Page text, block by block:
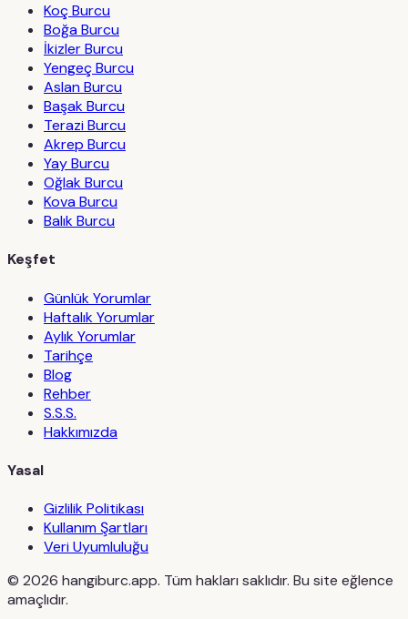
Koç Burcu
Boğa Burcu
İkizler Burcu
Yengeç Burcu
Aslan Burcu
Başak Burcu
Terazi Burcu
Akrep Burcu
Yay Burcu
Oğlak Burcu
Kova Burcu
Balık Burcu
Keşfet
Günlük Yorumlar
Haftalık Yorumlar
Aylık Yorumlar
Tarihçe
Blog
Rehber
S.S.S.
Hakkımızda
Yasal
Gizlilik Politikası
Kullanım Şartları
Veri Uyumluluğu
© 2026 hangiburc.app. Tüm hakları saklıdır. Bu site eğlence
amaçlıdır.